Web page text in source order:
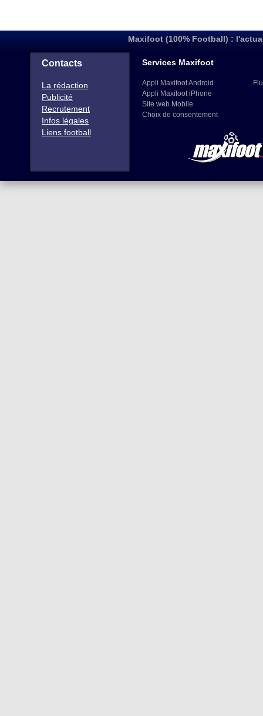
Maxifoot (100% Football) :
Contacts
La rédaction
Publicité
Recrutement
Infos légales
Liens football
Services Maxifoot
Appli Maxifoot Android
Appli Maxifoot iPhone
Site web Mobile
Choix de consentement